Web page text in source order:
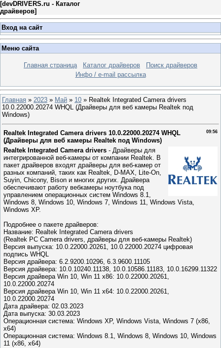
[devDRIVERS.ru - Каталог
драйверов]
Вход на сайт
Меню сайта
Главная страница Каталог драйверов
Поиск драйверов
Инфо / e-mail рассылка
Главная » 2023 » Май » 10 » Realtek Integrated Camera drivers
10.0.22000.20274 WHQL (Драйверы для веб камеры Realtek под
Windows)
09:56
Realtek Integrated Camera drivers 10.0.22000.20274 WHQL
(Драйверы для веб камеры Realtek под Windows)
Realtek Integrated Camera drivers - Драйверы для
интегрированной веб-камеры от компании Realtek. В
пакет драйверов входят драйверы для веб-камер от
разных компаний, таких как Realtek, D-MAX, Lite-On,
Suyin, Chicony, Bison и многих других. Драйвера
обеспечивают работу вебкамеры ноутбука под
управлением операционных систем Windows 8.1,
Windows 8, Windows 10, Windows 7, Windows 11, Windows Vista,
Windows XP.
Подробнее о пакете драйверов:
Название: Realtek Integrated Camera drivers
(Realtek PC Camera drivers, драйверы для веб-камеры Realtek)
Версия выпуска: 10.0.22000.20261, 10.0.22000.20274 цифровая
подпись WHQL
Версия драйвера: 6.2.9200.10296, 6.3.9600.11105
Версия драйвера: 10.0.10240.11138, 10.0.10586.11183, 10.0.16299.11322
Версия драйвера Win 10, Win 11 x86: 10.0.22000.20261,
10.0.22000.20274
Версия драйвера Win 10, Win 11 x64: 10.0.22000.20261,
10.0.22000.20274
Дата драйвера: 02.03.2023
Дата выпуска: 30.03.2023
Операционная система: Windows XP, Windows Vista, Windows 7 (x86,
x64)
Операционная система: Windows 8.1, Windows 8, Windows 10, Windows
11 (x86, x64)